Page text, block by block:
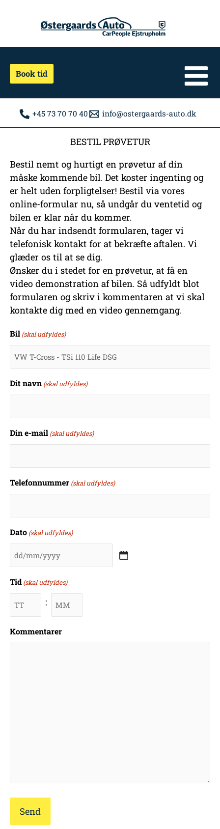
Book tid
+45 73 70 70 40 info@ostergaards-auto.dk
BESTIL PRØVETUR
Bestil nemt og hurtigt en prøvetur af din
måske kommende bil. Det koster ingenting og
er helt uden forpligtelser! Bestil via vores
online-formular nu, så undgår du ventetid og
bilen er klar når du kommer.
Når du har indsendt formularen, tager vi
telefonisk kontakt for at bekræfte aftalen. Vi
glæder os til at se dig.
Ønsker du i stedet for en prøvetur, at få en
video demonstration af bilen. Så udfyldt blot
formularen og skriv i kommentaren at vi skal
kontakte dig med en video gennemgang.
Bil (skal udfyldes)
Dit navn (skal udfyldes)
Din e-mail (skal udfyldes)
Telefonnummer (skal udfyldes)
Dato (skal udfyldes)
DD
slash
MM
slash
YYYY
Tid (skal udfyldes)
Tider
: Minutter
Kommentarer